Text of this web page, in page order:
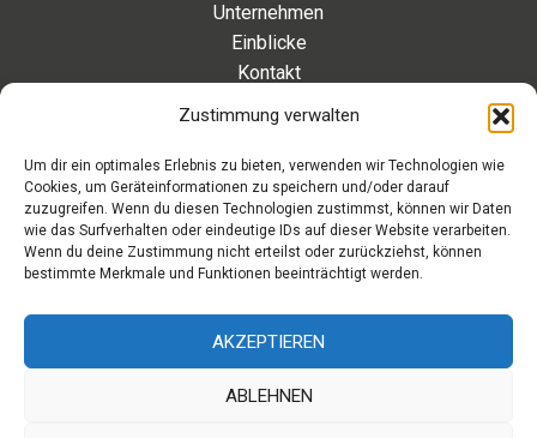
Zustimmung verwalten
Um dir ein optimales Erlebnis zu bieten, verwenden wir Technologien wie
Cookies, um Geräteinformationen zu speichern und/oder darauf
zuzugreifen. Wenn du diesen Technologien zustimmst, können wir Daten
wie das Surfverhalten oder eindeutige IDs auf dieser Website verarbeiten.
Wenn du deine Zustimmung nicht erteilst oder zurückziehst, können
bestimmte Merkmale und Funktionen beeinträchtigt werden.
AKZEPTIEREN
ABLEHNEN
Unternehmen
Einblicke
Kontakt
Eleonorenstraße 20 | 30449 Hannover Deutschland
Telefon: +49 511 89 880 494
Telefax: +49 511 89 880 495
info[at]aaroon.de